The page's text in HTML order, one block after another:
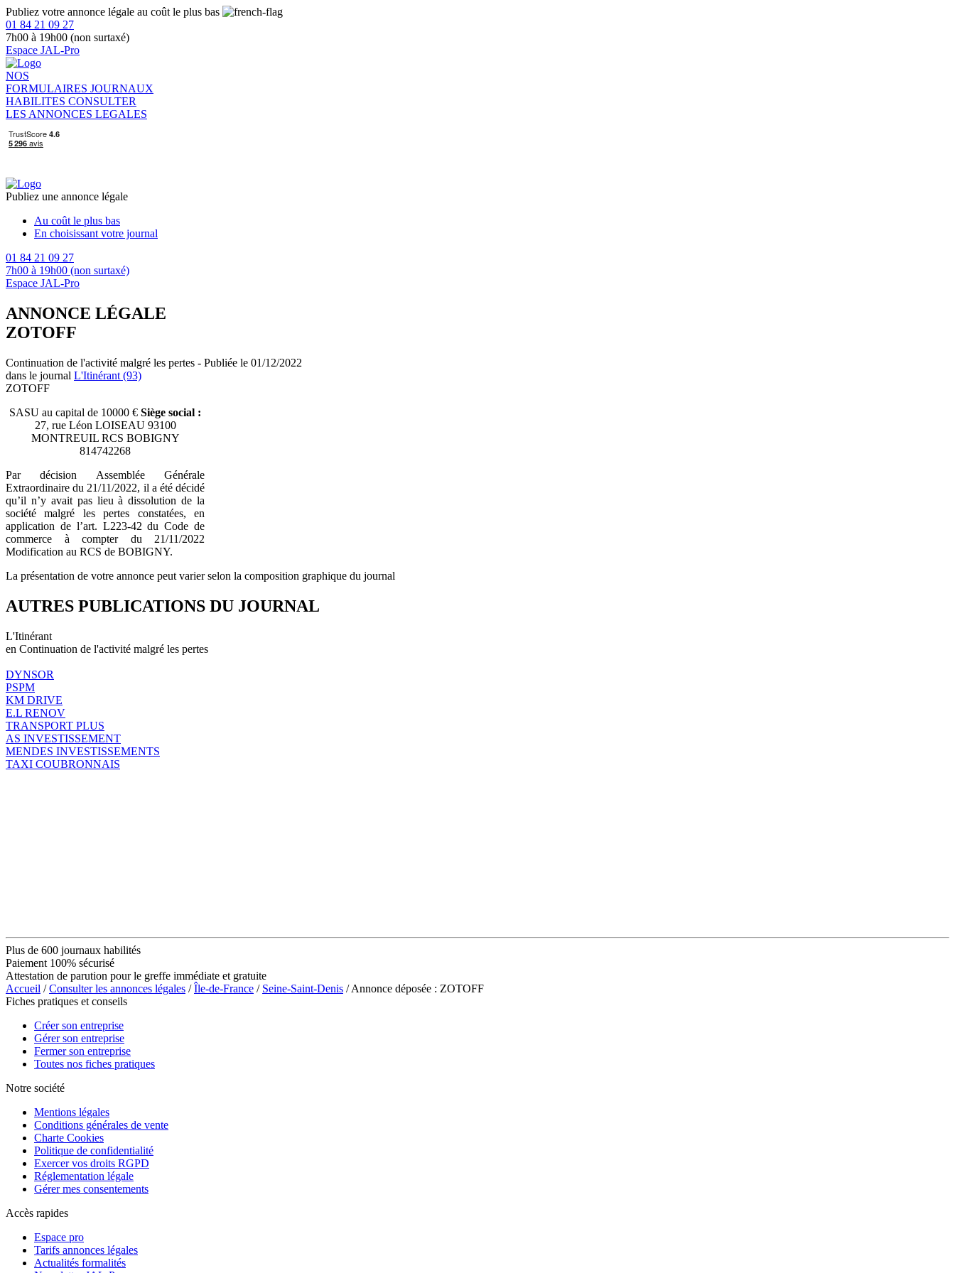
Publiez votre annonce légale au coût le plus bas
01 84 21 09 27
7h00 à 19h00 (non surtaxé)
Espace JAL-Pro
NOS
FORMULAIRES JOURNAUX
HABILITES CONSULTER
LES ANNONCES LEGALES
Publiez une annonce légale
Au coût le plus bas
En choisissant votre journal
01 84 21 09 27
7h00 à 19h00 (non surtaxé)
Espace JAL-Pro
ANNONCE LÉGALE
ZOTOFF
Continuation de l'activité malgré les pertes - Publiée le 01/12/2022
dans le journal L'Itinérant (93)
ZOTOFF
SASU au capital de 10000 € Siège social :
27, rue Léon LOISEAU 93100
MONTREUIL RCS BOBIGNY
814742268
Par décision Assemblée Générale
Extraordinaire du 21/11/2022, il a été décidé
qu’il n’y avait pas lieu à dissolution de la
société malgré les pertes constatées, en
application de l’art. L223-42 du Code de
commerce à compter du 21/11/2022
Modification au RCS de BOBIGNY.
La présentation de votre annonce peut varier selon la composition graphique du journal
AUTRES PUBLICATIONS DU JOURNAL
L'Itinérant
en Continuation de l'activité malgré les pertes
DYNSOR
PSPM
KM DRIVE
E.L RENOV
TRANSPORT PLUS
AS INVESTISSEMENT
MENDES INVESTISSEMENTS
TAXI COUBRONNAIS
Plus de 600 journaux habilités
Paiement 100% sécurisé
Attestation de parution pour le greffe immédiate et gratuite
Accueil /Consulter les annonces légales /Île-de-France / Seine-Saint-Denis / Annonce déposée : ZOTOFF
Fiches pratiques et conseils
Créer son entreprise
Gérer son entreprise
Fermer son entreprise
Toutes nos fiches pratiques
Notre société
Mentions légales
Conditions générales de vente
Charte Cookies
Politique de confidentialité
Exercer vos droits RGPD
Réglementation légale
Gérer mes consentements
Accès rapides
Espace pro
Tarifs annonces légales
Actualités formalités